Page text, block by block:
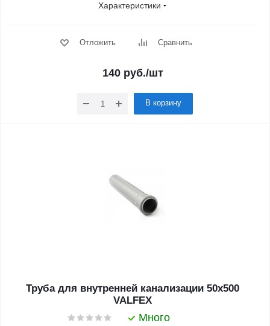
Характеристики
Отложить Сравнить
140 руб./шт
В корзину
Труба для внутренней канализации 50x500
VALFEX
Много